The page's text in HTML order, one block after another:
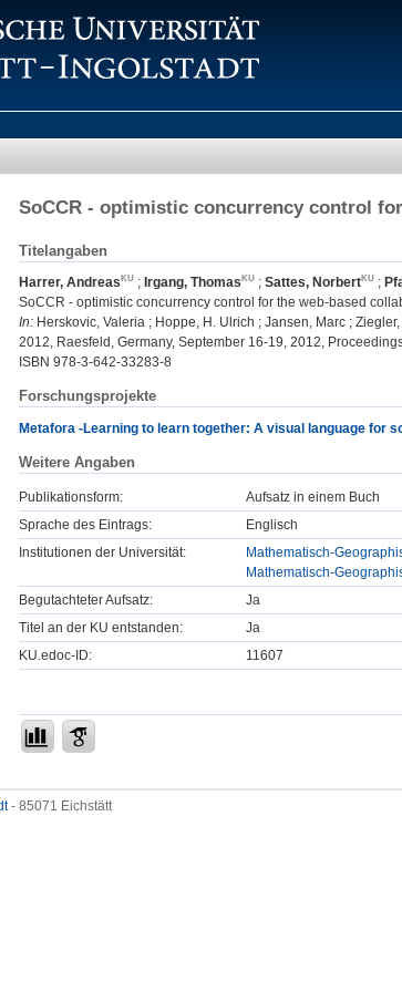
SoCCR - optimistic concurrency control
Titelangaben
Harrer, Andreas ; Irgang, Thomas ; Sattes, Norbert ;
SoCCR - optimistic concurrency control for the web-based
In: Herskovic, Valeria ; Hoppe, H. Ulrich ; Jansen, Marc ;
2012, Raesfeld, Germany, September 16-19, 2012,
ISBN 978-3-642-33283-8
Forschungsprojekte
Metafora -Learning to learn together: A visual language for
Weitere Angaben
Publikationsform:
Aufsatz in einem Buch
Sprache des Eintrags:
Englisch
Institutionen der Universität:
Mathematisch-
Mathematisch-
Begutachteter Aufsatz:
Ja
Titel an der KU entstanden:
Ja
KU.edoc-ID:
11607
- 85071 Eichstätt